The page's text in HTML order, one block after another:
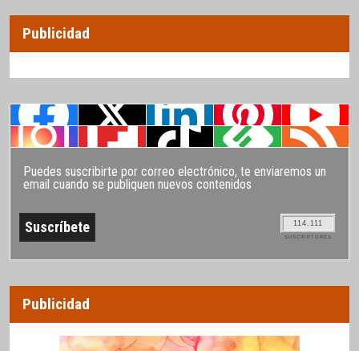
Publicidad
Puedes suscribirte por correo electrónico, te enviaremos un
email cuando se publiquen nuevos contenidos
114.111
SUSCRIPTORES
Publicidad